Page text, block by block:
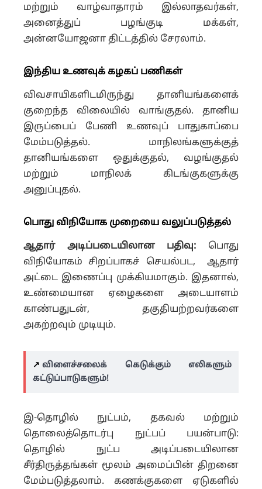
மற்றும் வாழ்வாதாரம் இல்லாதவர்கள்,
அனைத்துப் பழங்குடி மக்கள்,
அன்னயோஜனா திட்டத்தில் சேரலாம்.
இந்திய உணவுக் கழகப் பணிகள்
விவசாயிகளிடமிருந்து தானியங்களைக்
குறைந்த விலையில் வாங்குதல். தானிய
இருப்பைப் பேணி உணவுப் பாதுகாப்பை
மேம்படுத்தல். மாநிலங்களுக்குத்
தானியங்களை ஒதுக்குதல், வழங்குதல்
மற்றும் மாநிலக் கிடங்குகளுக்கு
அனுப்புதல்.
பொது விநியோக முறையை வலுப்படுத்தல்
ஆதார் அடிப்படையிலான பதிவு: பொது
விநியோகம் சிறப்பாகச் செயல்பட, ஆதார்
அட்டை இணைப்பு முக்கியமாகும். இதனால்,
உண்மையான ஏழைகளை அடையாளம்
காண்பதுடன், தகுதியற்றவர்களை
அகற்றவும் முடியும்.
↗️ விளைச்சலைக் கெடுக்கும் எலிகளும்
கட்டுப்பாடுகளும்!
இ-தொழில் நுட்பம், தகவல் மற்றும்
தொலைத்தொடர்பு நுட்பப் பயன்பாடு:
தொழில் நுட்ப அடிப்படையிலான
சீர்திருத்தங்கள் மூலம் அமைப்பின் திறனை
மேம்படுத்தலாம். கணக்குகளை ஏடுகளில்